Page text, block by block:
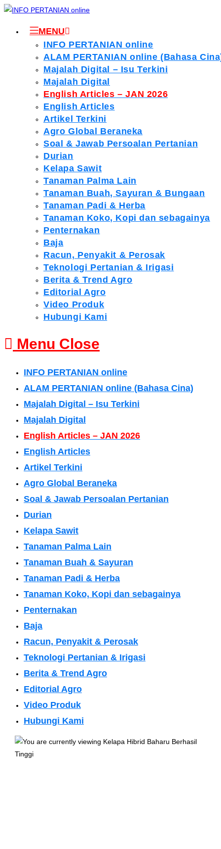
MENU
INFO PERTANIAN online
ALAM PERTANIAN online (Bahasa
Majalah Digital – Isu Terkini
Majalah Digital
English Articles – JAN 2026
English Articles
Artikel Terkini
Agro Global Beraneka
Soal & Jawab Persoalan Pertanian
Durian
Kelapa Sawit
Tanaman Palma Lain
Tanaman Buah, Sayuran & Bungaan
Tanaman Padi & Herba
Tanaman Koko, Kopi dan sebagainya
Penternakan
Baja
Racun, Penyakit & Perosak
Teknologi Pertanian & Irigasi
Berita & Trend Agro
Editorial Agro
Video Produk
Hubungi Kami
Menu Close
INFO PERTANIAN online
ALAM PERTANIAN online (Bahasa Cina)
Majalah Digital – Isu Terkini
Majalah Digital
English Articles – JAN 2026
English Articles
Artikel Terkini
Agro Global Beraneka
Soal & Jawab Persoalan Pertanian
Durian
Kelapa Sawit
Tanaman Palma Lain
Tanaman Buah & Sayuran
Tanaman Padi & Herba
Tanaman Koko, Kopi dan sebagainya
Penternakan
Baja
Racun, Penyakit & Perosak
Teknologi Pertanian & Irigasi
Berita & Trend Agro
Editorial Agro
Video Produk
Hubungi Kami